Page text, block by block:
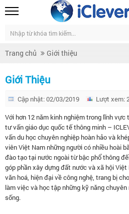
Trang chủ Giới thiệu
Giới Thiệu
Cập nhật: 02/03/2019
Lượt xem:
Với hơn 12 năm kinh nghiệm trong lĩnh vực
tư vấn giáo dục quốc tế thông minh –
vấn du học chuyên nghiệp hoàn hảo và
viên Việt Nam những người có nhiều hoài
đào tạo tại nước ngoài từ bậc phổ thông
góp phần xây dựng đất nước và xã hội
văn hoá, hiện đại về công nghệ, trang bị
làm việc và học tập những kỹ năng
sống.